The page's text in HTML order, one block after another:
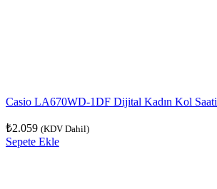
Casio LA670WD-1DF Dijital Kadın Kol Saati
₺2.059 (KDV Dahil)
Sepete Ekle